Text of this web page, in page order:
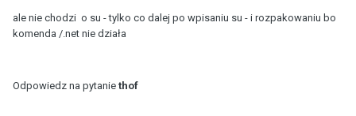
ale nie chodzi o su - tylko co dalej po wpisaniu su - i rozpakowaniu bo
komenda /.net nie działa
Odpowiedz na pytanie thof